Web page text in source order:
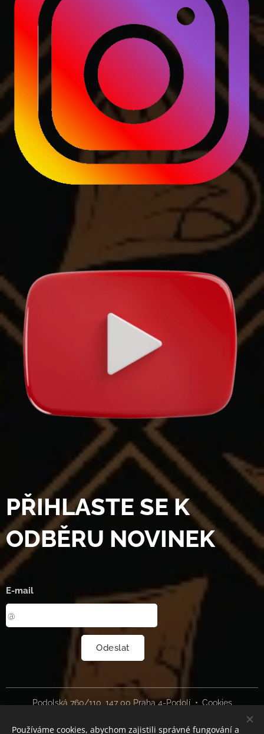
PŘIHLASTE SE K
ODBĚRU NOVINEK
E-mail
Odeslat
Podolská 760/110, 147 00 Praha 4-Podolí Cookies
Jazyky
Používáme cookies, abychom zajistili správné fungování a